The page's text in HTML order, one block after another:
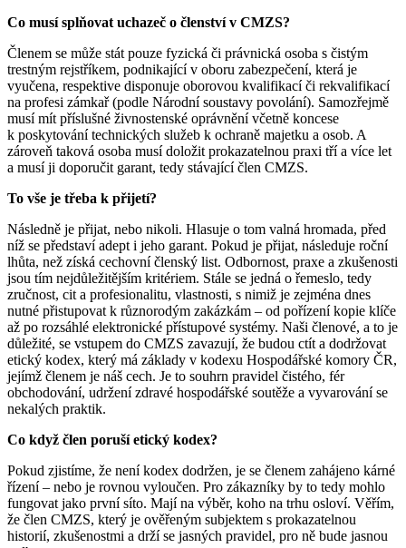
Co musí splňovat uchazeč o členství v CMZS?
Členem se může stát pouze fyzická či právnická osoba s čistým
trestným rejstříkem, podnikající v oboru zabezpečení, která je
vyučena, respektive disponuje oborovou kvalifikací či rekvalifikací
na profesi zámkař (podle Národní soustavy povolání). Samozřejmě
musí mít příslušné živnostenské oprávnění včetně koncese
k poskytování technických služeb k ochraně majetku a osob. A
zároveň taková osoba musí doložit prokazatelnou praxi tří a více let
a musí ji doporučit garant, tedy stávající člen CMZS.
To vše je třeba k přijetí?
Následně je přijat, nebo nikoli. Hlasuje o tom valná hromada, před
níž se představí adept i jeho garant. Pokud je přijat, následuje roční
lhůta, než získá cechovní členský list. Odbornost, praxe a zkušenosti
jsou tím nejdůležitějším kritériem. Stále se jedná o řemeslo, tedy
zručnost, cit a profesionalitu, vlastnosti, s nimiž je zejména dnes
nutné přistupovat k různorodým zakázkám – od pořízení kopie klíče
až po rozsáhlé elektronické přístupové systémy. Naši členové, a to je
důležité, se vstupem do CMZS zavazují, že budou ctít a dodržovat
etický kodex, který má základy v kodexu Hospodářské komory ČR,
jejímž členem je náš cech. Je to souhrn pravidel čistého, fér
obchodování, udržení zdravé hospodářské soutěže a vyvarování se
nekalých praktik.
Co když člen poruší etický kodex?
Pokud zjistíme, že není kodex dodržen, je se členem zahájeno kárné
řízení – nebo je rovnou vyloučen. Pro zákazníky by to tedy mohlo
fungovat jako první síto. Mají na výběr, koho na trhu osloví. Věřím,
že člen CMZS, který je ověřeným subjektem s prokazatelnou
historií, zkušenostmi a drží se jasných pravidel, pro ně bude jasnou